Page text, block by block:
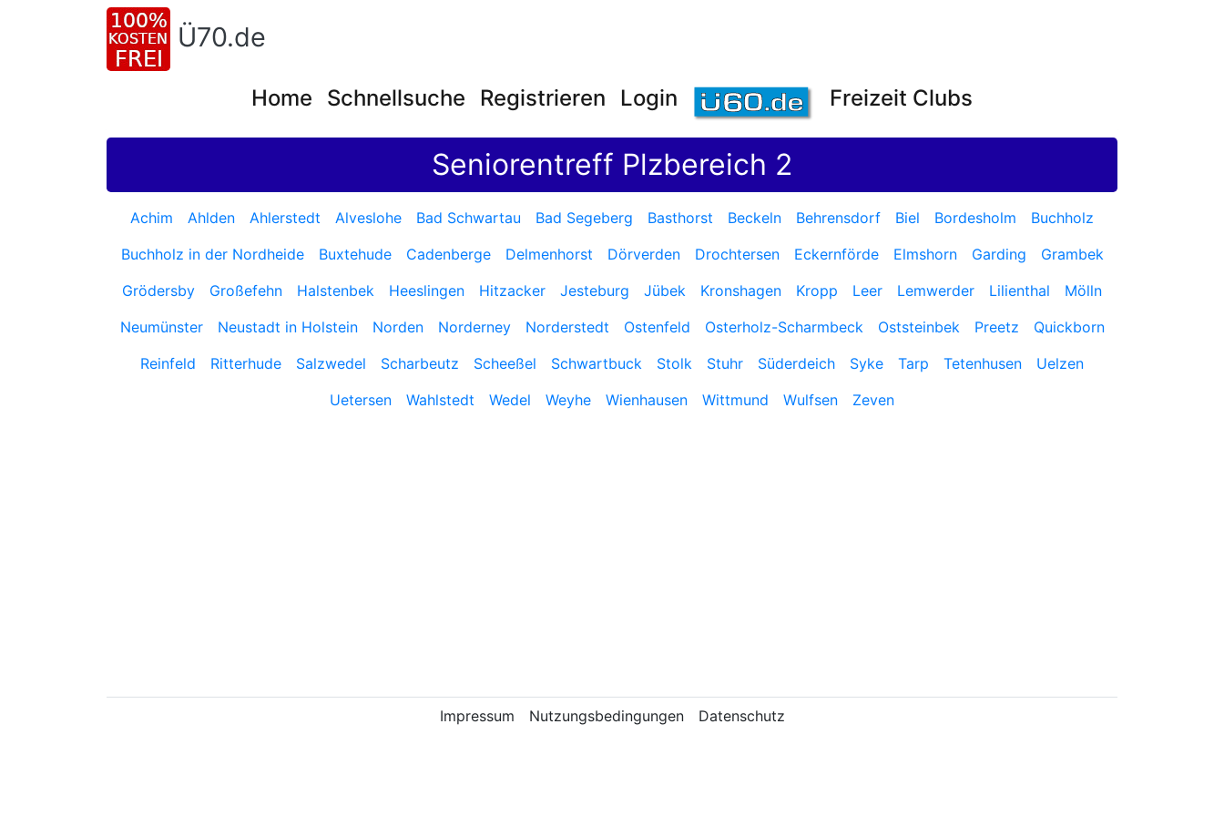
Ü70.de
Home Schnellsuche Registrieren Login Freizeit Clubs
Seniorentreff Plzbereich 2
Achim Ahlden Ahlerstedt Alveslohe Bad Schwartau Bad Segeberg Basthorst Beckeln Behrensdorf Biel Bordesholm
Buchholz
Buchholz in der Nordheide
Buxtehude Cadenberge Delmenhorst Dörverden Drochtersen Eckernförde Elmshorn Garding
Grambek
Grödersby
Großefehn Halstenbek Heeslingen Hitzacker Jesteburg Jübek Kronshagen Kropp Leer Lemwerder Lilienthal
Mölln
Neumünster
Neustadt in Holstein Norden Norderney Norderstedt Ostenfeld Osterholz-Scharmbeck Oststeinbek Preetz
Quickborn
Reinfeld
Ritterhude Salzwedel Scharbeutz Scheeßel Schwartbuck Stolk Stuhr Süderdeich Syke Tarp Tetenhusen
Uelzen
Uetersen
Wahlstedt Wedel Weyhe Wienhausen Wittmund Wulfsen Zeven
Impressum Nutzungsbedingungen Datenschutz